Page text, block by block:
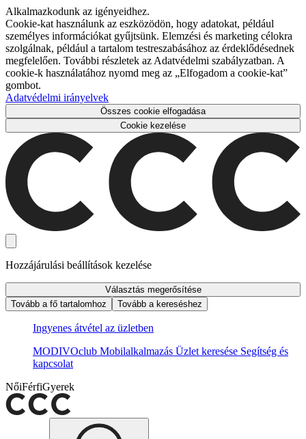
Alkalmazkodunk az igényeidhez.
Cookie-kat használunk az eszközödön, hogy adatokat, például
személyes információkat gyűjtsünk. Elemzési és marketing célokra
szolgálnak, például a tartalom testreszabásához az érdeklődésednek
megfelelően. További részletek az Adatvédelmi szabályzatban. A
cookie-k használatához nyomd meg az „Elfogadom a cookie-kat”
gombot.
Adatvédelmi irányelvek
Összes cookie elfogadása
Cookie kezelése
Hozzájárulási beállítások kezelése
Választás megerősítése
Tovább a fő tartalomhoz
Tovább a kereséshez
Ingyenes átvétel az üzletben
MODIVOclub Mobilalkalmazás Üzlet keresése Segítség és
kapcsolat
NőiFérfiGyerek